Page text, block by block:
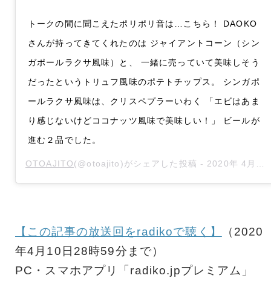
トークの間に聞こえたポリポリ音は…こちら！ DAOKO
さんが持ってきてくれたのは ジャイアントコーン（シン
ガポールラクサ風味）と、 一緒に売っていて美味しそう
だったというトリュフ風味のポテトチップス。 シンガポ
ールラクサ風味は、クリスペプラーいわく 「エビはあま
り感じないけどココナッツ風味で美味しい！」 ビールが
進む２品でした。
OTOAJITO(@otoajito)がシェアした投稿 - 2020年 4月月2日午後9時43分PDT
【この記事の放送回をradikoで聴く】
（2020
年4月10日28時59分まで）
PC・スマホアプリ「radiko.jpプレミアム」